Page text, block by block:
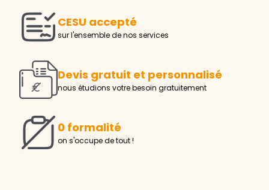
CESU accepté
sur l'ensemble de nos services
Devis gratuit et personnalisé
nous étudions votre besoin gratuitement
0 formalité
on s'occupe de tout !